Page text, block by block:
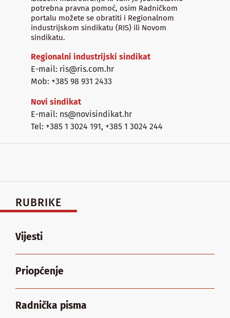
potrebna pravna pomoć, osim Radničkom
portalu možete se obratiti i Regionalnom
industrijskom sindikatu (RIS) ili Novom
sindikatu.
Regionalni industrijski sindikat
E-mail: ris@ris.com.hr
Mob: +385 98 931 2433
Novi sindikat
E-mail: ns@novisindikat.hr
Tel: +385 1 3024 191, +385 1 3024 244
RUBRIKE
Vijesti
Priopćenje
Radnička pisma